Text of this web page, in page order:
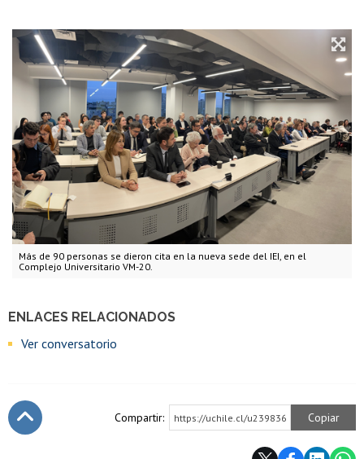
Más de 90 personas se dieron cita en la nueva sede del IEI, en el
Complejo Universitario VM-20.
ENLACES RELACIONADOS
Ver conversatorio
Compartir: https://uchile.cl/u239836 Copiar